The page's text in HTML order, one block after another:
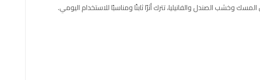
وخشب الصندل والفانيليا، تترك أثرًا ثابتًا ومناسبًا للاستخدام اليومي.